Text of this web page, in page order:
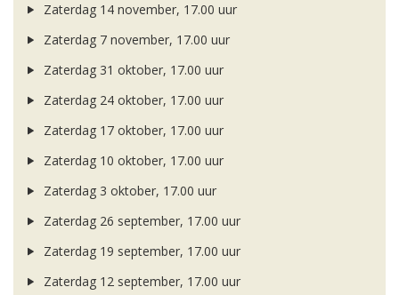
Zaterdag 14 november, 17.00 uur
Zaterdag 7 november, 17.00 uur
Zaterdag 31 oktober, 17.00 uur
Zaterdag 24 oktober, 17.00 uur
Zaterdag 17 oktober, 17.00 uur
Zaterdag 10 oktober, 17.00 uur
Zaterdag 3 oktober, 17.00 uur
Zaterdag 26 september, 17.00 uur
Zaterdag 19 september, 17.00 uur
Zaterdag 12 september, 17.00 uur